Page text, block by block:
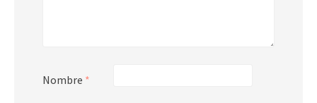
Nombre *